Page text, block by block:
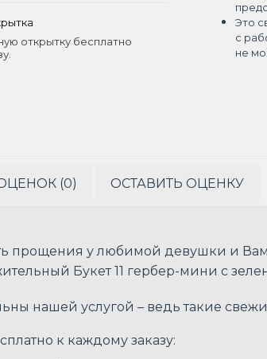
открытку бесплатно
Это
с
не
(0) ОСТАВИТЬ ОЦЕНКУ
прощения у любимой девушки и
Букет 11 гербер-мини с
нашей услугой – ведь такие
к каждому заказу: